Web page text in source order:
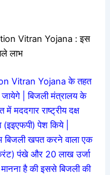
Vitran Yojana : इस
लाभ
Vitran Yojana के तहत
| बिजली मंत्रालय के
मददगार राष्ट्रीय दक्ष
पेश किये |
बिजली खपत करने वाला एक
पंखे और 20 लाख उर्जा
है की इससे बिजली की